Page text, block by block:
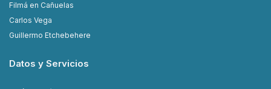
Filmá en Cañuelas
Carlos Vega
Guillermo Etchebehere
Datos y Servicios